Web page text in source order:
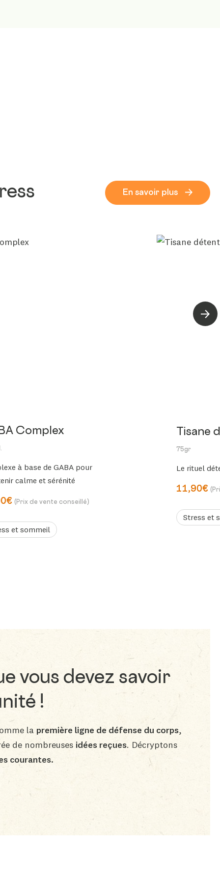
En savoir plus
Complex
à base de GABA pour
calme et sérénité
(Prix de vente conseillé)
et sommeil
Tisane
75gr
Le rituel
11,90€
Stress et
vous devez savoir
!
la première ligne de défense du corps,
de nombreuses idées reçues. Décryptons
courantes.